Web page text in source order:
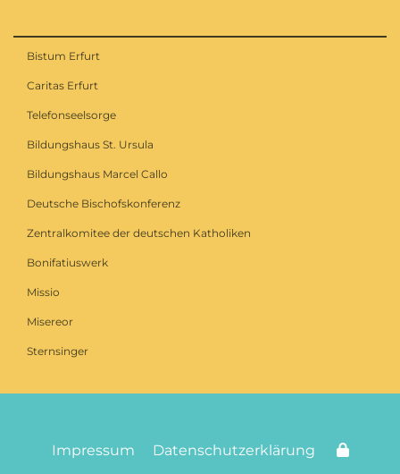
Bistum Erfurt
Caritas Erfurt
Telefonseelsorge
Bildungshaus St. Ursula
Bildungshaus Marcel Callo
Deutsche Bischofskonferenz
Zentralkomitee der deutschen Katholiken
Bonifatiuswerk
Missio
Misereor
Sternsinger
Impressum Datenschutzerklärung